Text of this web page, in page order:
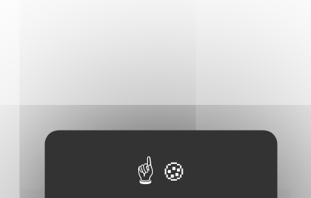
GES : A
DISPONIBLE : Immédiatement